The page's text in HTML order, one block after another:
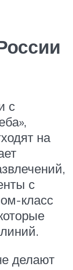
с
на
с
класс
делают